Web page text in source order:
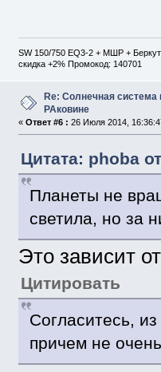
SW 150/750 EQ3-2 + МШР +
скидка +2% Промокод: 140701
Re: Солнечная система
РАковине
« Ответ #6 : 26 Июля 2014,
Цитата: phoba
Планеты не
светила, но за
Это зависит
Цитировать
Согласитесь,
причем не